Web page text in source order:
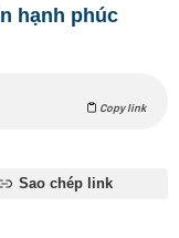
hạnh phúc
Copy link
Sao chép link